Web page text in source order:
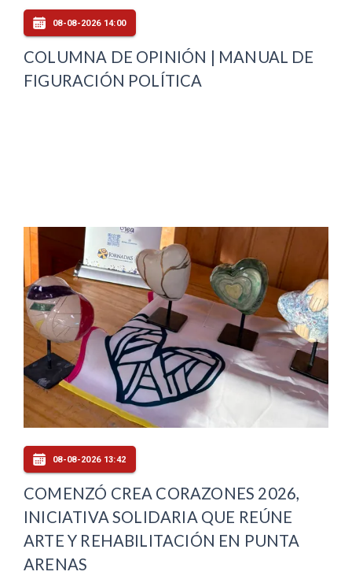
08-08-2026 14:00
COLUMNA DE OPINIÓN | MANUAL DE
FIGURACIÓN POLÍTICA
08-08-2026 13:42
COMENZÓ CREA CORAZONES 2026,
INICIATIVA SOLIDARIA QUE REÚNE
ARTE Y REHABILITACIÓN EN PUNTA
ARENAS